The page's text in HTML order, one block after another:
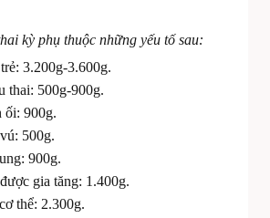
kỳ phụ thuộc những yếu tố sau:
3.200g-3.600g.
thai: 500g-900g.
ối: 900g.
500g.
900g.
gia tăng: 1.400g.
thể: 2.300g.